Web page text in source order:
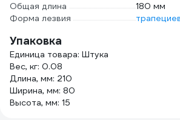
Общая длина
180 мм
Форма лезвия
Упаковка
Единица товара: Штука
Вес, кг: 0.08
Длина, мм: 210
Ширина, мм: 80
Высота, мм: 15